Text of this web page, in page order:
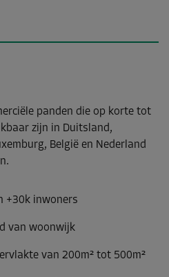
panden die op korte tot
zijn in Duitsland,
België en Nederland
+30k inwoners
van woonwijk
van 200m² tot 500m²